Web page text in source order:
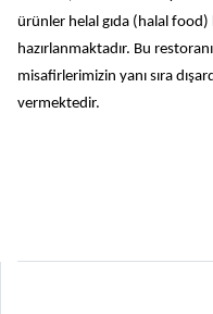
ürünler helal gıda (halal
hazırlanmaktadır. Bu
misafirlerimizin yanı sıra
vermektedir.